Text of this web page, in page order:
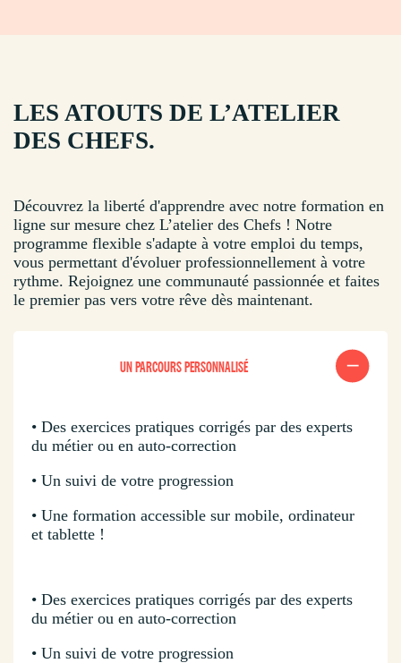
LES ATOUTS DE L’ATELIER
DES CHEFS.
Découvrez la liberté d'apprendre avec notre formation en
ligne sur mesure chez L’atelier des Chefs ! Notre
programme flexible s'adapte à votre emploi du temps,
vous permettant d'évoluer professionnellement à votre
rythme. Rejoignez une communauté passionnée et faites
le premier pas vers votre rêve dès maintenant.
UN PARCOURS PERSONNALISÉ
• Des exercices pratiques corrigés par des experts
du métier ou en auto-correction
• Un suivi de votre progression
• Une formation accessible sur mobile, ordinateur
et tablette !
• Des exercices pratiques corrigés par des experts
du métier ou en auto-correction
• Un suivi de votre progression